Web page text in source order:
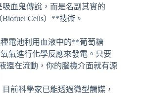
血鬼傳說，而是名副其實的
Cells）**技術。
電池利用血液中的**葡萄糖
氧氣進行化學反應來發電。只要
還在流動，你的腦機介面就有源
目前科學家已能透過微型觸媒，